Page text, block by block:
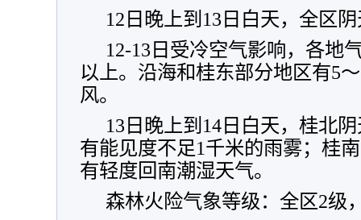
12日晚上到13日白天，全区
12-13日受冷空气影响，各
以上。沿海和桂东部分地区有5
风。
13日晚上到14日白天，桂北
有能见度不足1千米的雨雾；桂
有轻度回南潮湿天气。
森林火险气象等级：全区2级